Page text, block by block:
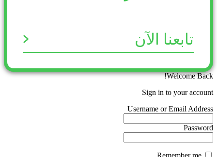
تابعنا الآن
Welcome Back!
Sign in to your account
Username or Email Address
Password